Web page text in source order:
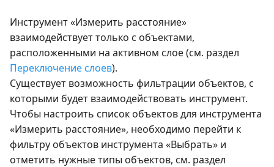
Инструмент «Измерить расстояние»
взаимодействует только с объектами,
расположенными на активном слое (см. раздел
Переключение слоев).
Существует возможность фильтрации объектов, с
которыми будет взаимодействовать инструмент.
Чтобы настроить список объектов для инструмента
«Измерить расстояние», необходимо перейти к
фильтру объектов инструмента «Выбрать» и
отметить нужные типы объектов, см. раздел